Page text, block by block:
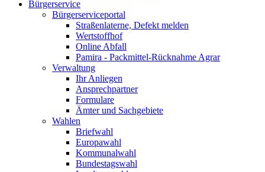
Bürgerservice
Bürgerserviceportal
Straßenlaterne, Defekt melden
Wertstoffhof
Online Abfall
Pamira - Packmittel-Rücknahme Agrar
Verwaltung
Ihr Anliegen
Ansprechpartner
Formulare
Ämter und Sachgebiete
Wahlen
Briefwahl
Europawahl
Kommunalwahl
Bundestagswahl